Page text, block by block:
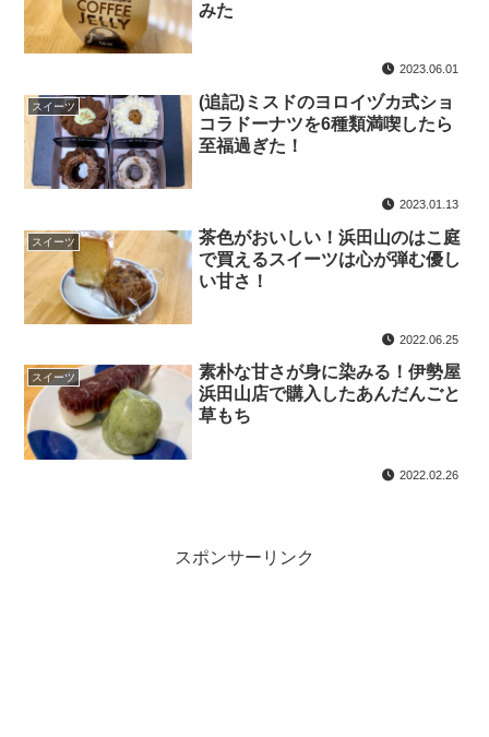
みた
2023.06.01
スイーツ
(追記)ミスドのヨロイヅカ式ショ
コラドーナツを6種類満喫したら
至福過ぎた！
2023.01.13
スイーツ
茶色がおいしい！浜田山のはこ庭
で買えるスイーツは心が弾む優し
い甘さ！
2022.06.25
スイーツ
素朴な甘さが身に染みる！伊勢屋
浜田山店で購入したあんだんごと
草もち
2022.02.26
スポンサーリンク